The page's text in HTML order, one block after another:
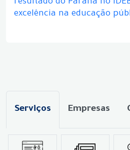
resultado do Paraná no
excelência na educação
Serviços Empresas